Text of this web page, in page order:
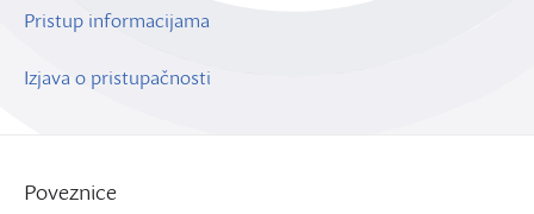
Pristup informacijama
Izjava o pristupačnosti
Poveznice